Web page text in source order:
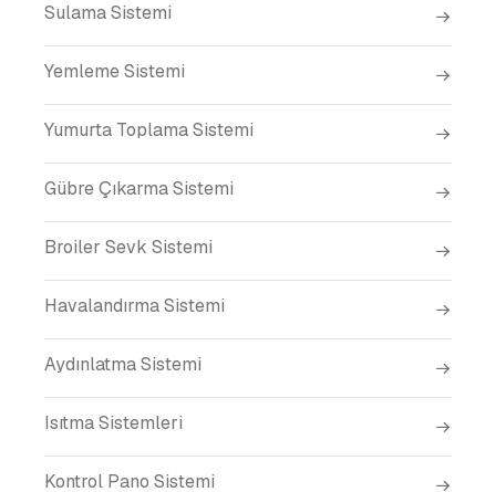
Sulama Sistemi
Yemleme Sistemi
Yumurta Toplama Sistemi
Gübre Çıkarma Sistemi
Broiler Sevk Sistemi
Havalandırma Sistemi
Aydınlatma Sistemi
Isıtma Sistemleri
Kontrol Pano Sistemi